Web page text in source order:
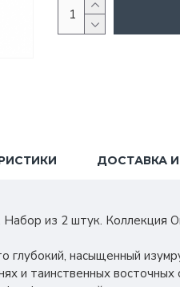
ДОСТАВКА
из 2 штук. Коллекция
глубокий, насыщенный
и таинственных